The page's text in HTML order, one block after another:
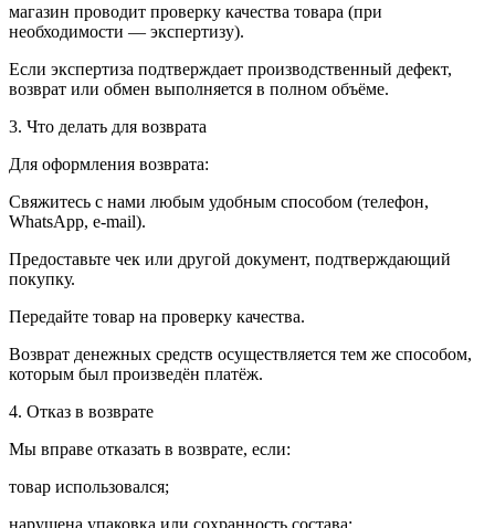
магазин проводит проверку качества товара (при
необходимости — экспертизу).
Если экспертиза подтверждает производственный дефект,
возврат или обмен выполняется в полном объёме.
3. Что делать для возврата
Для оформления возврата:
Свяжитесь с нами любым удобным способом (телефон,
WhatsApp, e-mail).
Предоставьте чек или другой документ, подтверждающий
покупку.
Передайте товар на проверку качества.
Возврат денежных средств осуществляется тем же способом,
которым был произведён платёж.
4. Отказ в возврате
Мы вправе отказать в возврате, если:
товар использовался;
нарушена упаковка или сохранность состава;